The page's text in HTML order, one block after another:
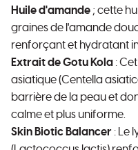
Huile d'amande ; cette
graines de l'amande
renforçant et hydratant
Extrait de Gotu Kola :
asiatique (Centella
barrière de la peau et
calme et plus uniforme.
Skin Biotic Balancer : Le